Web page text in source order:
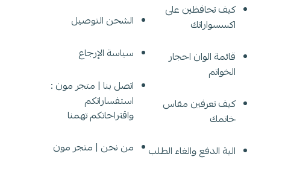
كيف تحافظين على
اكسسواراتك
قائمة الوان احجار
الخواتم
كيف تعرفين مقاس
خاتمك
الية الدفع والغاء الطلب
الشحن التوصيل
سياسة الإرجاع
اتصل بنا | متجر مون :
استفساراتكم
واقتراحاتكم تهمنا
من نحن | متجر مون